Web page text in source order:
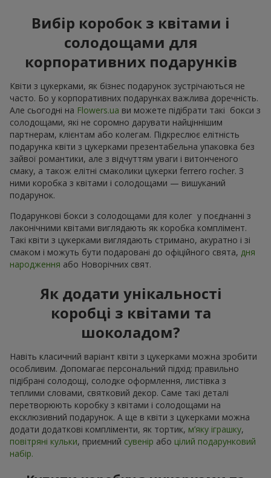
Вибір коробок з квітами і
солодощами для
корпоративних подарунків
Квіти з цукерками, як бізнес подарунок зустрічаються не
часто. Бо у корпоративних подарунках важлива доречність.
Але сьогодні на Flowers.ua ви можете підібрати такі бокси з
солодощами, які не соромно дарувати найціннішим
партнерам, клієнтам або колегам. Підкреслює елітність
подарунка квіти з цукерками презентабельна упаковка без
зайвої романтики, але з відчуттям уваги і витонченого
смаку, а також елітні смаколики цукерки ferrero rocher. З
ними коробка з квітами і солодощами — вишуканий
подарунок.
Подарункові бокси з солодощами для колег у поєднанні з
лаконічними квітами виглядають як коробка комплімент.
Такі квіти з цукерками виглядають стримано, акуратно і зі
смаком і можуть бути подаровані до офіційного свята, дня
народження або Новорічних свят.
Як додати унікальності
коробці з квітами та
шоколадом?
Навіть класичний варіант квіти з цукерками можна зробити
особливим. Допомагає персональний підхід: правильно
підібрані солодощі, солодке оформлення, листівка з
теплими словами, святковий декор. Саме такі деталі
перетворюють коробку з квітами і солодощами на
ексклюзивний подарунок. А ще в квіти з цукерками можна
додати додаткові компліменти, як тортик, м’яку іграшку,
повітряні кульки, приємний сувенір або цілий подарунковий
набір.